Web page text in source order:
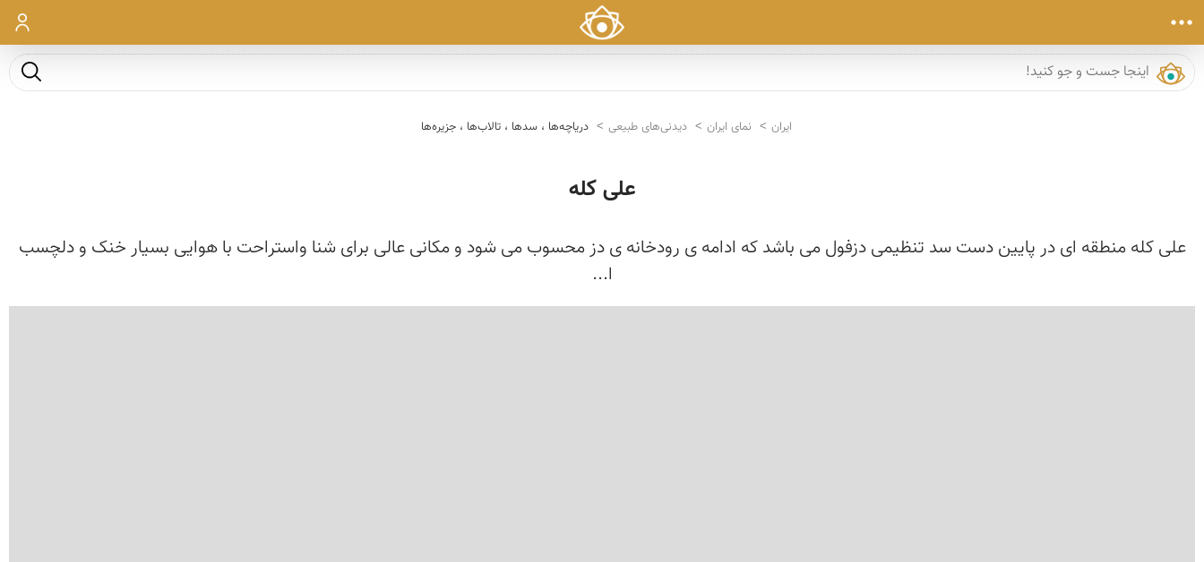
ورود
جست و
ایران نمای ایران دیدنی‌های طبیعی دریاچه‌ها ، سدها ، تالاب‌ها ، جزیره‌ها
علی کله
علی کله منطقه ای در پایین دست سد تنظیمی دزفول می باشد که ادامه ی رودخانه ی دز محسوب می شود و مکانی عالی برای شنا واستراحت با هوایی بسیار خنک و دلچسب
ا...